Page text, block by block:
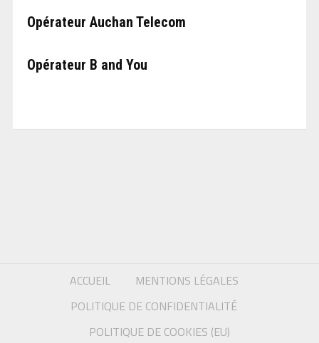
Opérateur Auchan Telecom
Opérateur B and You
ACCUEIL
MENTIONS LÉGALES
POLITIQUE DE CONFIDENTIALITÉ
POLITIQUE DE COOKIES (EU)